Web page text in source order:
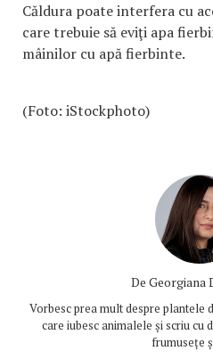
Căldura poate interfera cu
care trebuie să eviţi apa
mâinilor cu apă fierbinte.
(Foto: iStockphoto)
De Georgiana
Vorbesc prea mult despre plantele
care iubesc animalele și scriu cu
frumusețe